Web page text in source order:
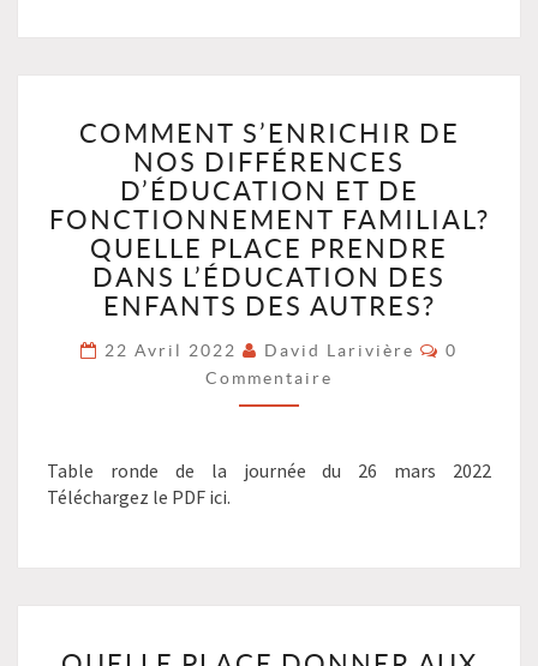
LE
S’ENRICHIR
DE
NOS
DIFFÉRENCES
D’ÉDUCATION
ET
DE
FONCTIONNEMENT
FAMILIAL?
QUELLE
L’ÉDUCATION
?
COMMENT S’ENRICHIR DE
NOS DIFFÉRENCES
D’ÉDUCATION ET DE
FONCTIONNEMENT FAMILIAL?
QUELLE PLACE PRENDRE
DANS L’ÉDUCATION DES
ENFANTS DES AUTRES?
22 Avril 2022 David Larivière
0
Commentaire
Table ronde de la journée du 26 mars 2022
Téléchargez le PDF ici.